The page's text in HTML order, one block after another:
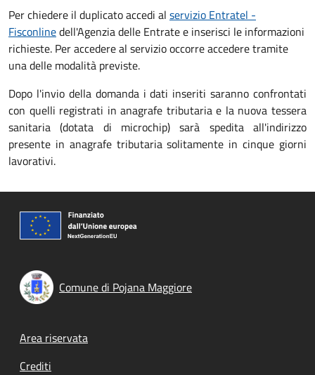
Per chiedere il duplicato accedi al servizio Entratel -
Fisconlinedell'Agenzia delle Entrate e inserisci le informazioni
richieste. Per accedere al servizio occorre accedere tramite
una delle modalità previste.
Dopo l'invio della domanda i dati inseriti saranno confrontati
con quelli registrati in anagrafe tributaria e la nuova tessera
sanitaria (dotata di microchip) sarà spedita all'indirizzo
presente in anagrafe tributaria solitamente in cinque giorni
lavorativi.
Comune di Pojana Maggiore
Footer menu
Area riservata
Crediti